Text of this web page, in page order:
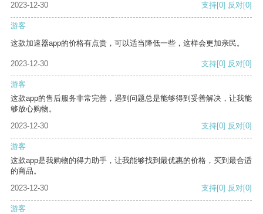
2023-12-30 支持[0] 反对[0]
游客
这款加速器app的价格有点贵，可以适当降低一些，这样会更加亲民。
2023-12-30 支持[0] 反对[0]
游客
这款app的售后服务非常完善，遇到问题总是能够得到妥善解决，让我能
够放心购物。
2023-12-30
支持[0] 反对[0]
游客
这款app是我购物的得力助手，让我能够找到最优惠的价格，买到最合适
的商品。
2023-12-30
支持[0] 反对[0]
游客